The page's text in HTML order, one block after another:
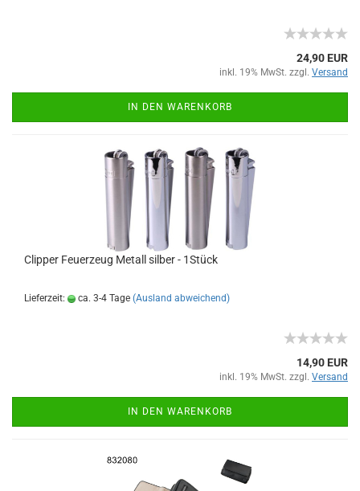
24,90 EUR
inkl. 19% MwSt. zzgl. Versand
IN DEN WARENKORB
Clipper Feuerzeug Metall silber - 1Stück
Lieferzeit: ca. 3-4 Tage (Ausland abweichend)
14,90 EUR
inkl. 19% MwSt. zzgl. Versand
IN DEN WARENKORB